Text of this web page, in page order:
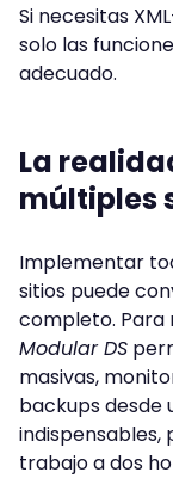
Si necesitas
solo las
adecuado.
La
múltiples
Implementar
sitios puede
completo. Para
Modular DS
masivas,
backups desde
indispensables,
trabajo a dos